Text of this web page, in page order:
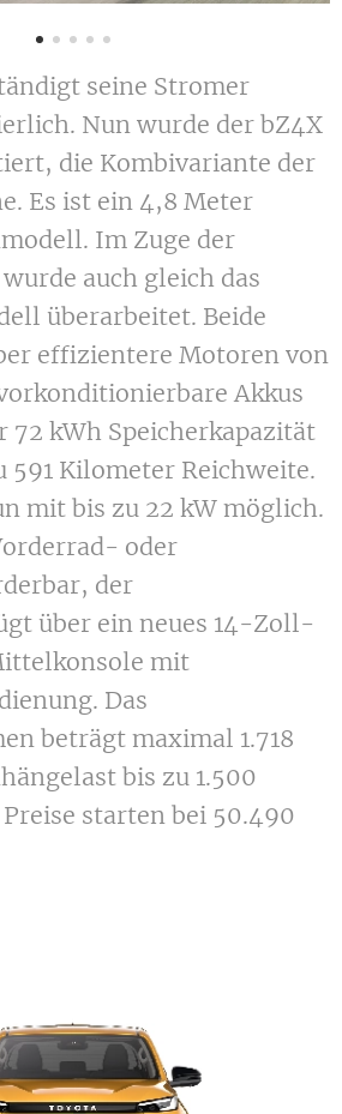
seine Stromer
Nun wurde der bZ4X
die Kombivariante der
Es ist ein 4,8 Meter
Im Zuge der
auch gleich das
überarbeitet. Beide
effizientere Motoren von
Akkus
72 kWh Speicherkapazität
591 Kilometer Reichweite.
mit bis zu 22 kW möglich.
oder
der
über ein neues 14-Zoll-
mit
Das
beträgt maximal 1.718
bis zu 1.500
starten bei 50.490